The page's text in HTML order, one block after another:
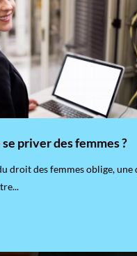
priver des femmes ?
droit des femmes oblige, une